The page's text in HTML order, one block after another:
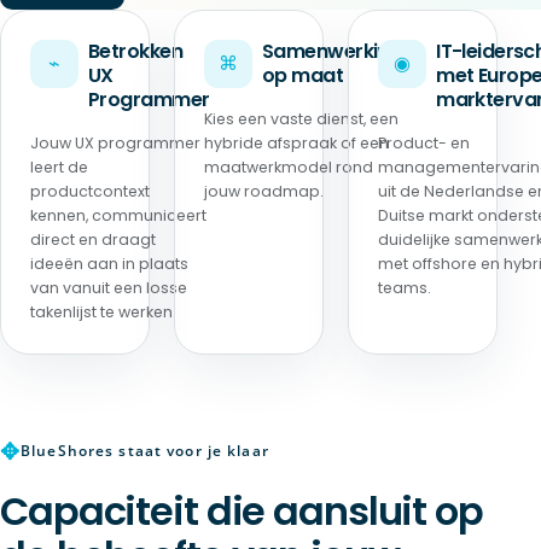
⌁
Betrokken
UX
Programmer
Jouw UX programmer
leert de
productcontext
kennen, communiceert
direct en draagt
ideeën aan in plaats
van vanuit een losse
takenlijst te werken.
⌘
Samenwerking
op maat
Kies een vaste dienst, een
hybride afspraak of een
maatwerkmodel rond
jouw roadmap.
◉
IT-
met
Product- en
uit de Nederlandse
Duitse markt
duidelijke
met offshore en
teams.
✥BlueShores staat voor je klaar
Capaciteit die aansluit op